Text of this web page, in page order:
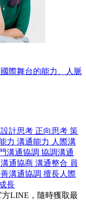
際舞台的能力、人脈
設計思考 正向思考 策
力 溝通能力 人際溝
溝通協調 協調溝通
溝通協商 溝通整合 員
善溝通協調 擅長人際
長
方LINE，隨時獲取最